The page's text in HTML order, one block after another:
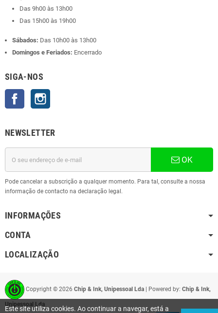
Das 9h00 às 13h00
Das 15h00 às 19h00
Sábados: Das 10h00 às 13h00
Domingos e Feriados: Encerrado
SIGA-NOS
Facebook
NEWSLETTER
OK
Pode cancelar a subscrição a qualquer momento. Para tal, consulte a nossa
informação de contacto na declaração legal.
INFORMAÇÕES
CONTA
LOCALIZAÇÃO
Copyright © 2026 Chip & Ink, Unipessoal Lda | Powered by: Chip & Ink,
Unipessoal Lda
Este site utiliza cookies. Ao continuar a navegar, está a